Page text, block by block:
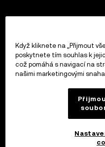
Když kliknete na „Přijmout
poskytnete tím souhlas k
což pomáhá s navigací na
našimi marketingovými